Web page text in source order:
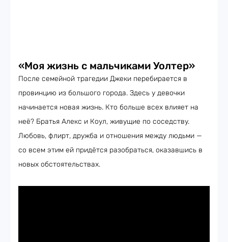
«Моя жизнь с мальчиками Уолтер»
После семейной трагедии Джеки перебирается в
провинцию из большого города. Здесь у девочки
начинается новая жизнь. Кто больше всех влияет на
неё? Братья Алекс и Коул, живущие по соседству.
Любовь, флирт, дружба и отношения между людьми —
со всем этим ей придётся разобраться, оказавшись в
новых обстоятельствах.